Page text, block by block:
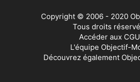
Copyright © 2006 - 2020
Tous droits
Accéder aux CGU
L'équipe Objectif-
Découvrez également